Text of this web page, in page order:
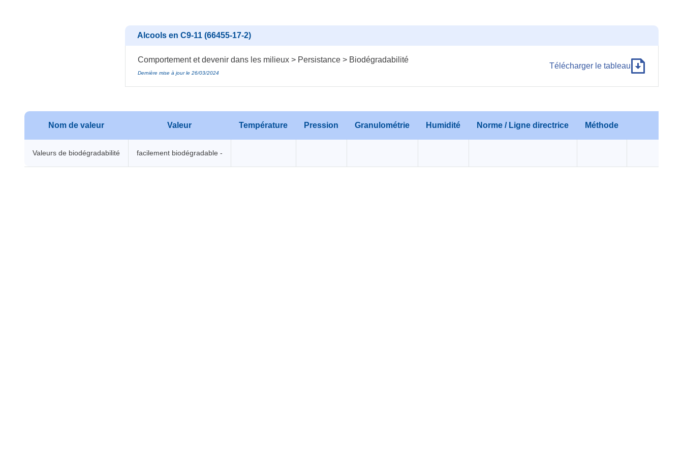
Alcools en C9-11 (66455-17-2)
Comportement et devenir dans les milieux > Persistance > Biodégradabilité
Dernière mise à jour le 26/03/2024
Télécharger le tableau
Nom de valeur Valeur Température Pression Granulométrie Humidité Norme / Ligne directrice Méthode
Valeurs de biodégradabilité facilement biodégradable -